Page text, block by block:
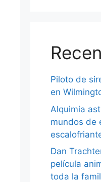
Piloto de
en
Alquimia
mundos de
Dan
película
toda la